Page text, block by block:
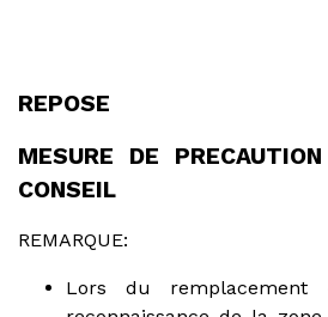
REPOSE
MESURE DE
CONSEIL
REMARQUE:
Lors du